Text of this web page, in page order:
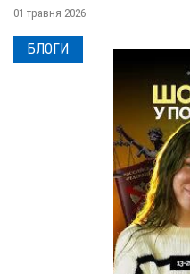
01 травня 2026
БЛОГИ